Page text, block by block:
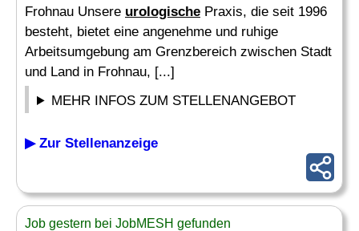
Frohnau Unsere urologische Praxis, die seit 1996
besteht, bietet eine angenehme und ruhige
Arbeitsumgebung am Grenzbereich zwischen Stadt
und Land in Frohnau, [...]
MEHR INFOS ZUM STELLENANGEBOT
▶ Zur Stellenanzeige
Job gestern bei JobMESH gefunden